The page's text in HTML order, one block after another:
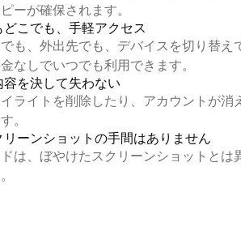
ーが確保されます。
どこでも、手軽アクセス
も、外出先でも、デバイスを切り替え
なしでいつでも利用できます。
容を決して失わない
ライトを削除したり、アカウントが消
。
リーンショットの手間はありません
は、ぼやけたスクリーンショットとは